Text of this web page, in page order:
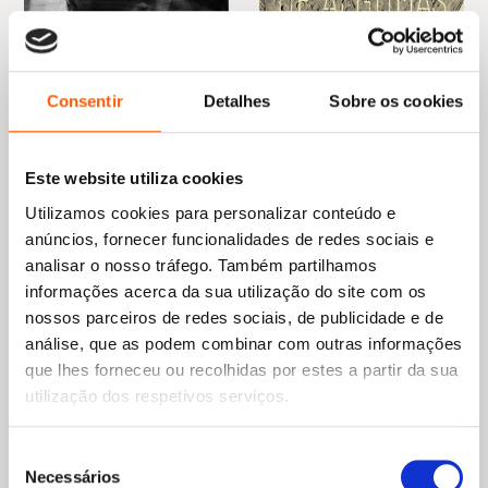
Consentir Detalhes Sobre os cookies
Este website utiliza cookies
Utilizamos cookies para personalizar conteúdo e
anúncios, fornecer funcionalidades de redes sociais e
analisar o nosso tráfego. Também partilhamos
informações acerca da sua utilização do site com os
nossos parceiros de redes sociais, de publicidade e de
análise, que as podem combinar com outras informações
que lhes forneceu ou recolhidas por estes a partir da sua
utilização dos respetivos serviços.
Necessários
13,95€ O
preço
original
era:
13,95 €.
9,77€ O
preço
atual
é:
9,77 €.
Coração tão branco (Livro
de Bolso)
Javier Marías
preço
original
era:
19,45 €.
é:
Inventário de Algumas
Perdas
Judith Schalansky